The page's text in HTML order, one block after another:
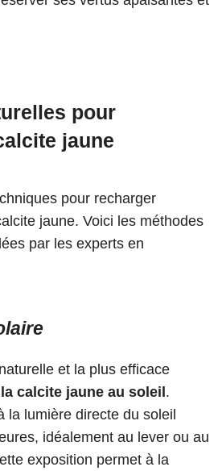
pour
jaune
pour recharger
jaune. Voici les méthodes
par les experts en
et la plus efficace
calcite jaune au soleil .
la lumière directe du soleil
idéalement au lever ou au
exposition permet à la